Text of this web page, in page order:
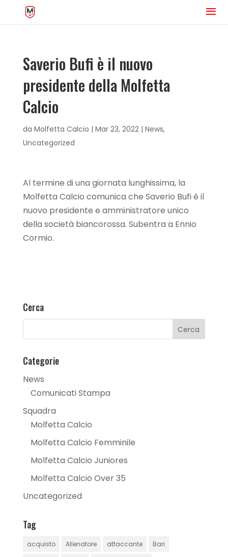
Saverio Bufi è il nuovo
presidente della Molfetta
Calcio
da Molfetta Calcio | Mar 23, 2022| News,
Uncategorized
Al termine di una giornata lunghissima, la
Molfetta Calcio comunica che Saverio Bufi è il
nuovo presidente e amministratore unico
della società biancorossa. Subentra a Ennio
Cormio.
Cerca
Categorie
News
Comunicati Stampa
Squadra
Molfetta Calcio
Molfetta Calcio Femminile
Molfetta Calcio Juniores
Molfetta Calcio Over 35
Uncategorized
Tag
acquisto Allenatore attaccante Bari